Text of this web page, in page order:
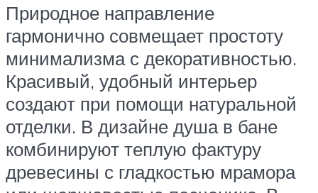
Природное направление
гармонично совмещает простоту
минимализма с декоративностью.
Красивый, удобный интерьер
создают при помощи натуральной
отделки. В дизайне душа в бане
комбинируют теплую фактуру
древесины с гладкостью мрамора